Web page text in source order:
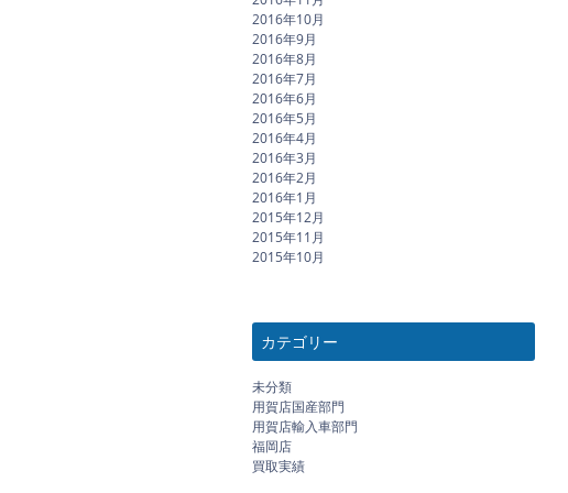
2016年10月
2016年9月
2016年8月
2016年7月
2016年6月
2016年5月
2016年4月
2016年3月
2016年2月
2016年1月
2015年12月
2015年11月
2015年10月
カテゴリー
未分類
用賀店国産部門
用賀店輸入車部門
福岡店
買取実績